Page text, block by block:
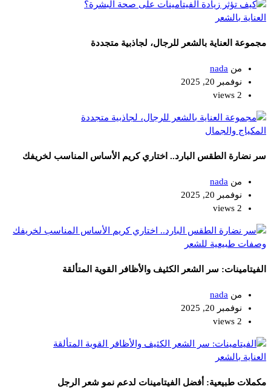
العناية بالشعر
مجموعة العناية بالشعر للرجال، لجاذبية متجددة
من nada
نوفمبر 20, 2025
2 views
المكياج والجمال
سر نضارة الطقس البارد.. اختاري كريم الأساس المناسب لخريفك
من nada
نوفمبر 20, 2025
2 views
وصفات طبيعية للشعر
الفيتامينات: سر الشعر الكثيف والأظافر القوية المتألقة
من nada
نوفمبر 20, 2025
2 views
العناية بالشعر
مكملات طبيعية: أفضل الفيتامينات لدعم نمو شعر الرجل